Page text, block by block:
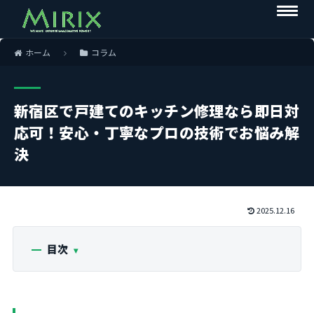
ホーム コラム
新宿区で戸建てのキッチン修理なら即日対
応可！安心・丁寧なプロの技術でお悩み解
決
2025.12.16
目次